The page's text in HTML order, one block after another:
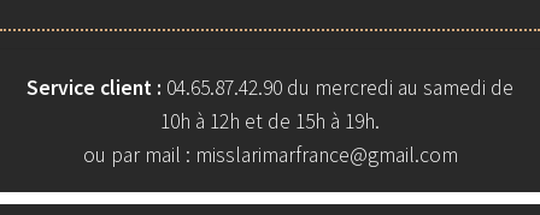
Service client : 04.65.87.42.90 du mercredi au samedi de
10h à 12h et de 15h à 19h.
ou par mail : misslarimarfrance@gmail.com